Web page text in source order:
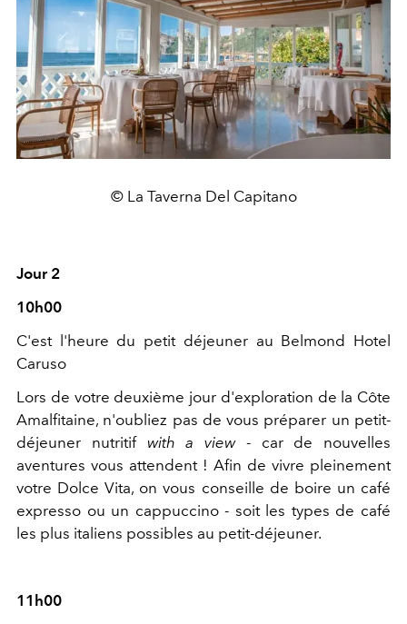
© La Taverna Del Capitano
Jour 2
10h00
C'est l'heure du petit déjeuner au Belmond Hotel
Caruso
Lors de votre deuxième jour d'exploration de la Côte
Amalfitaine, n'oubliez pas de vous préparer un petit-
déjeuner nutritif with a view- car de nouvelles
aventures vous attendent ! Afin de vivre pleinement
votre Dolce Vita, on vous conseille de boire un café
expresso ou un cappuccino - soit les types de café
les plus italiens possibles au petit-déjeuner.
11h00